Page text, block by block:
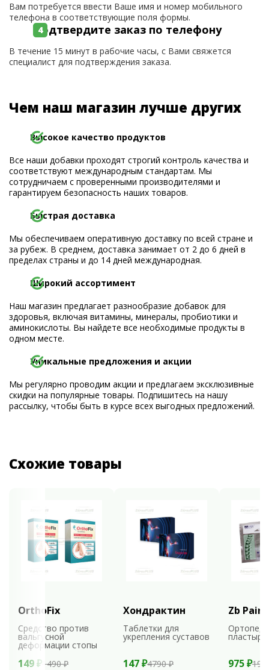
Вам потребуется ввести Ваше имя и номер мобильного
телефона в соответствующие поля формы.
Подтвердите заказ по телефону
В течение 15 минут в рабочие часы, с Вами свяжется
специалист для подтверждения заказа.
Чем наш магазин лучше других
Высокое качество продуктов
Все наши добавки проходят строгий контроль качества и
соответствуют международным стандартам. Мы
сотрудничаем с проверенными производителями и
гарантируем безопасность наших товаров.
Быстрая доставка
Мы обеспечиваем оперативную доставку по всей стране и
за рубеж. В среднем, доставка занимает от 2 до 6 дней в
пределах страны и до 14 дней международная.
Широкий ассортимент
Наш магазин предлагает разнообразие добавок для
здоровья, включая витамины, минералы, пробиотики и
аминокислоты. Вы найдете все необходимые продукты в
одном месте.
Уникальные предложения и акции
Мы регулярно проводим акции и предлагаем эксклюзивные
скидки на популярные товары. Подпишитесь на нашу
рассылку, чтобы быть в курсе всех выгодных предложений.
Схожие товары
OrthoFix
Средство против
вальгусной
деформации стопы
149 ₽ 1490 ₽
Хондрактин
Таблетки для
укрепления суставов
147 ₽4790 ₽
Zb Pain
пластыри
975 ₽